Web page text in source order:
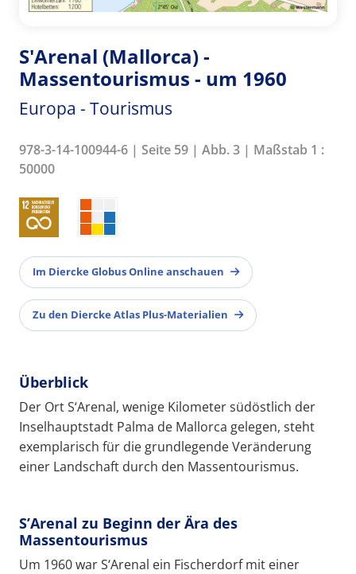
S'Arenal (Mallorca) -
Massentourismus - um 1960
Europa - Tourismus
978-3-14-100944-6 | Seite 59 | Abb. 3 | Maßstab 1 :
50000
Im Diercke Globus Online anschauen
Zu den Diercke Atlas Plus-Materialien
Überblick
Der Ort S‘Arenal, wenige Kilometer südöstlich der
Inselhauptstadt Palma de Mallorca gelegen, steht
exemplarisch für die grundlegende Veränderung
einer Landschaft durch den Massentourismus.
S’Arenal zu Beginn der Ära des
Massentourismus
Um 1960 war S‘Arenal ein Fischerdorf mit einer